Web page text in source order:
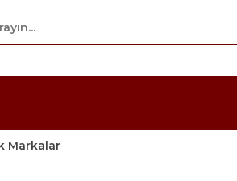
Markalar